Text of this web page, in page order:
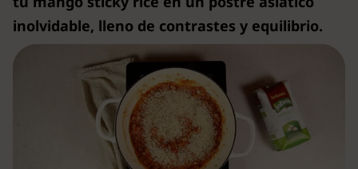
inolvidable, lleno de contrastes y equilibrio.